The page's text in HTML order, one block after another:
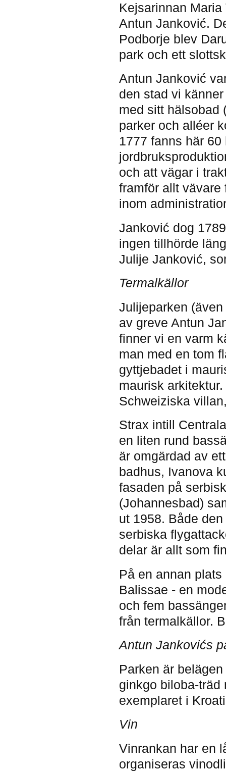
Kejsarinnan
Antun Janković.
Podborje blev
park och ett
Antun Janković
den stad vi
med sitt hälsobad
parker och alléer
1777 fanns här
och att vägar i
framför allt vävare
inom
Janković dog
ingen tillhörde
Julije Janković,
Termalkällor
Julijeparken
av greve Antun
finner vi en varm
man med en tom
gyttjebadet i
maurisk
Schweiziska
Strax intill
en liten rund
är omgärdad av
badhus, Ivanova
fasaden på
(Johannesbad)
ut 1958. Både
serbiska
delar är allt som
På en annan
Balissae - en
och fem
från termalkällor.
Antun Jankovićs
Parken är
ginkgo biloba-träd
exemplaret i
Vin
Vinrankan har en
organiseras